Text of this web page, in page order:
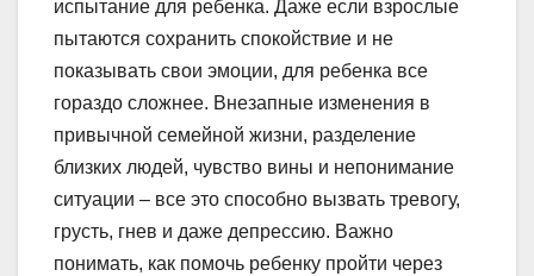
испытание для ребенка. Даже если взрослые
пытаются сохранить спокойствие и не
показывать свои эмоции, для ребенка все
гораздо сложнее. Внезапные изменения в
привычной семейной жизни, разделение
близких людей, чувство вины и непонимание
ситуации – все это способно вызвать тревогу,
грусть, гнев и даже депрессию. Важно
понимать, как помочь ребенку пройти через